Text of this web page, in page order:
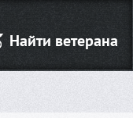
Найти ветерана